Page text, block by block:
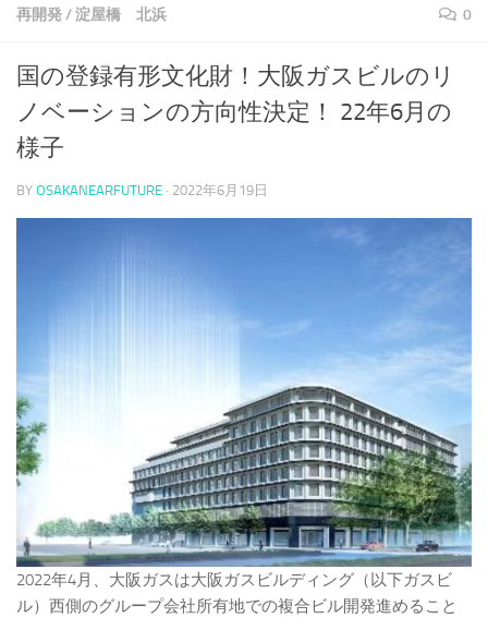
再開発/淀屋橋 北浜 0
国の登録有形文化財！大阪ガスビルのリ
ノベーションの方向性決定！ 22年6月の
様子
BY OSAKANEARFUTURE · 2022年6月19日
2022年4月、大阪ガスは大阪ガスビルディング（以下ガスビ
ル）西側のグループ会社所有地での複合ビル開発進めること